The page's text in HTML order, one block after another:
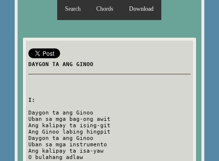
Search Chords Download
DAYGON TA ANG GINOO
I:
Daygon ta ang Ginoo
Uban sa mga bag-ong awit
Ang kalipay ta ising-git
Ang Ginoo labing hingpit
Daygon ta ang Ginoo
Uban sa mga instrumento
Ang kalipay ta isa-yaw
O bulahang adlaw